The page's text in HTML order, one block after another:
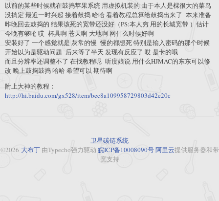
以前的某些时候就在鼓捣苹果系统 用虚拟机装的 由于本人是棵很大的菜鸟
没搞定 最近一时兴起 接着鼓捣 哈哈 看着教程总算给鼓捣出来了 本来准备
昨晚回去鼓捣的 结果该死的宽带还没好（PS:本人穷 用的长城宽带 ）估计
今晚有够呛 哎 杯具啊 苍天啊 大地啊 网什么时候好啊
安装好了 一个感觉就是 灰常的慢 慢的都想死 特别是输入密码的那个时候
开始以为是驱动问题 后来等了半天 发现有反应了 哎 是卡的哦
而且分辨率还调整不了 在找教程呢 听度娘说 用什么HJMAC的东东可以修
改 晚上鼓捣鼓捣 哈哈 希望可以 期待啊
附上大神的教程：
http://hi.baidu.com/gx528/item/bec8a109958729803d42e20c
卫星碳链系统
©2026 大布丁由Typecho强力驱动 皖ICP备10008090号阿里云提供服务器和带
宽支持